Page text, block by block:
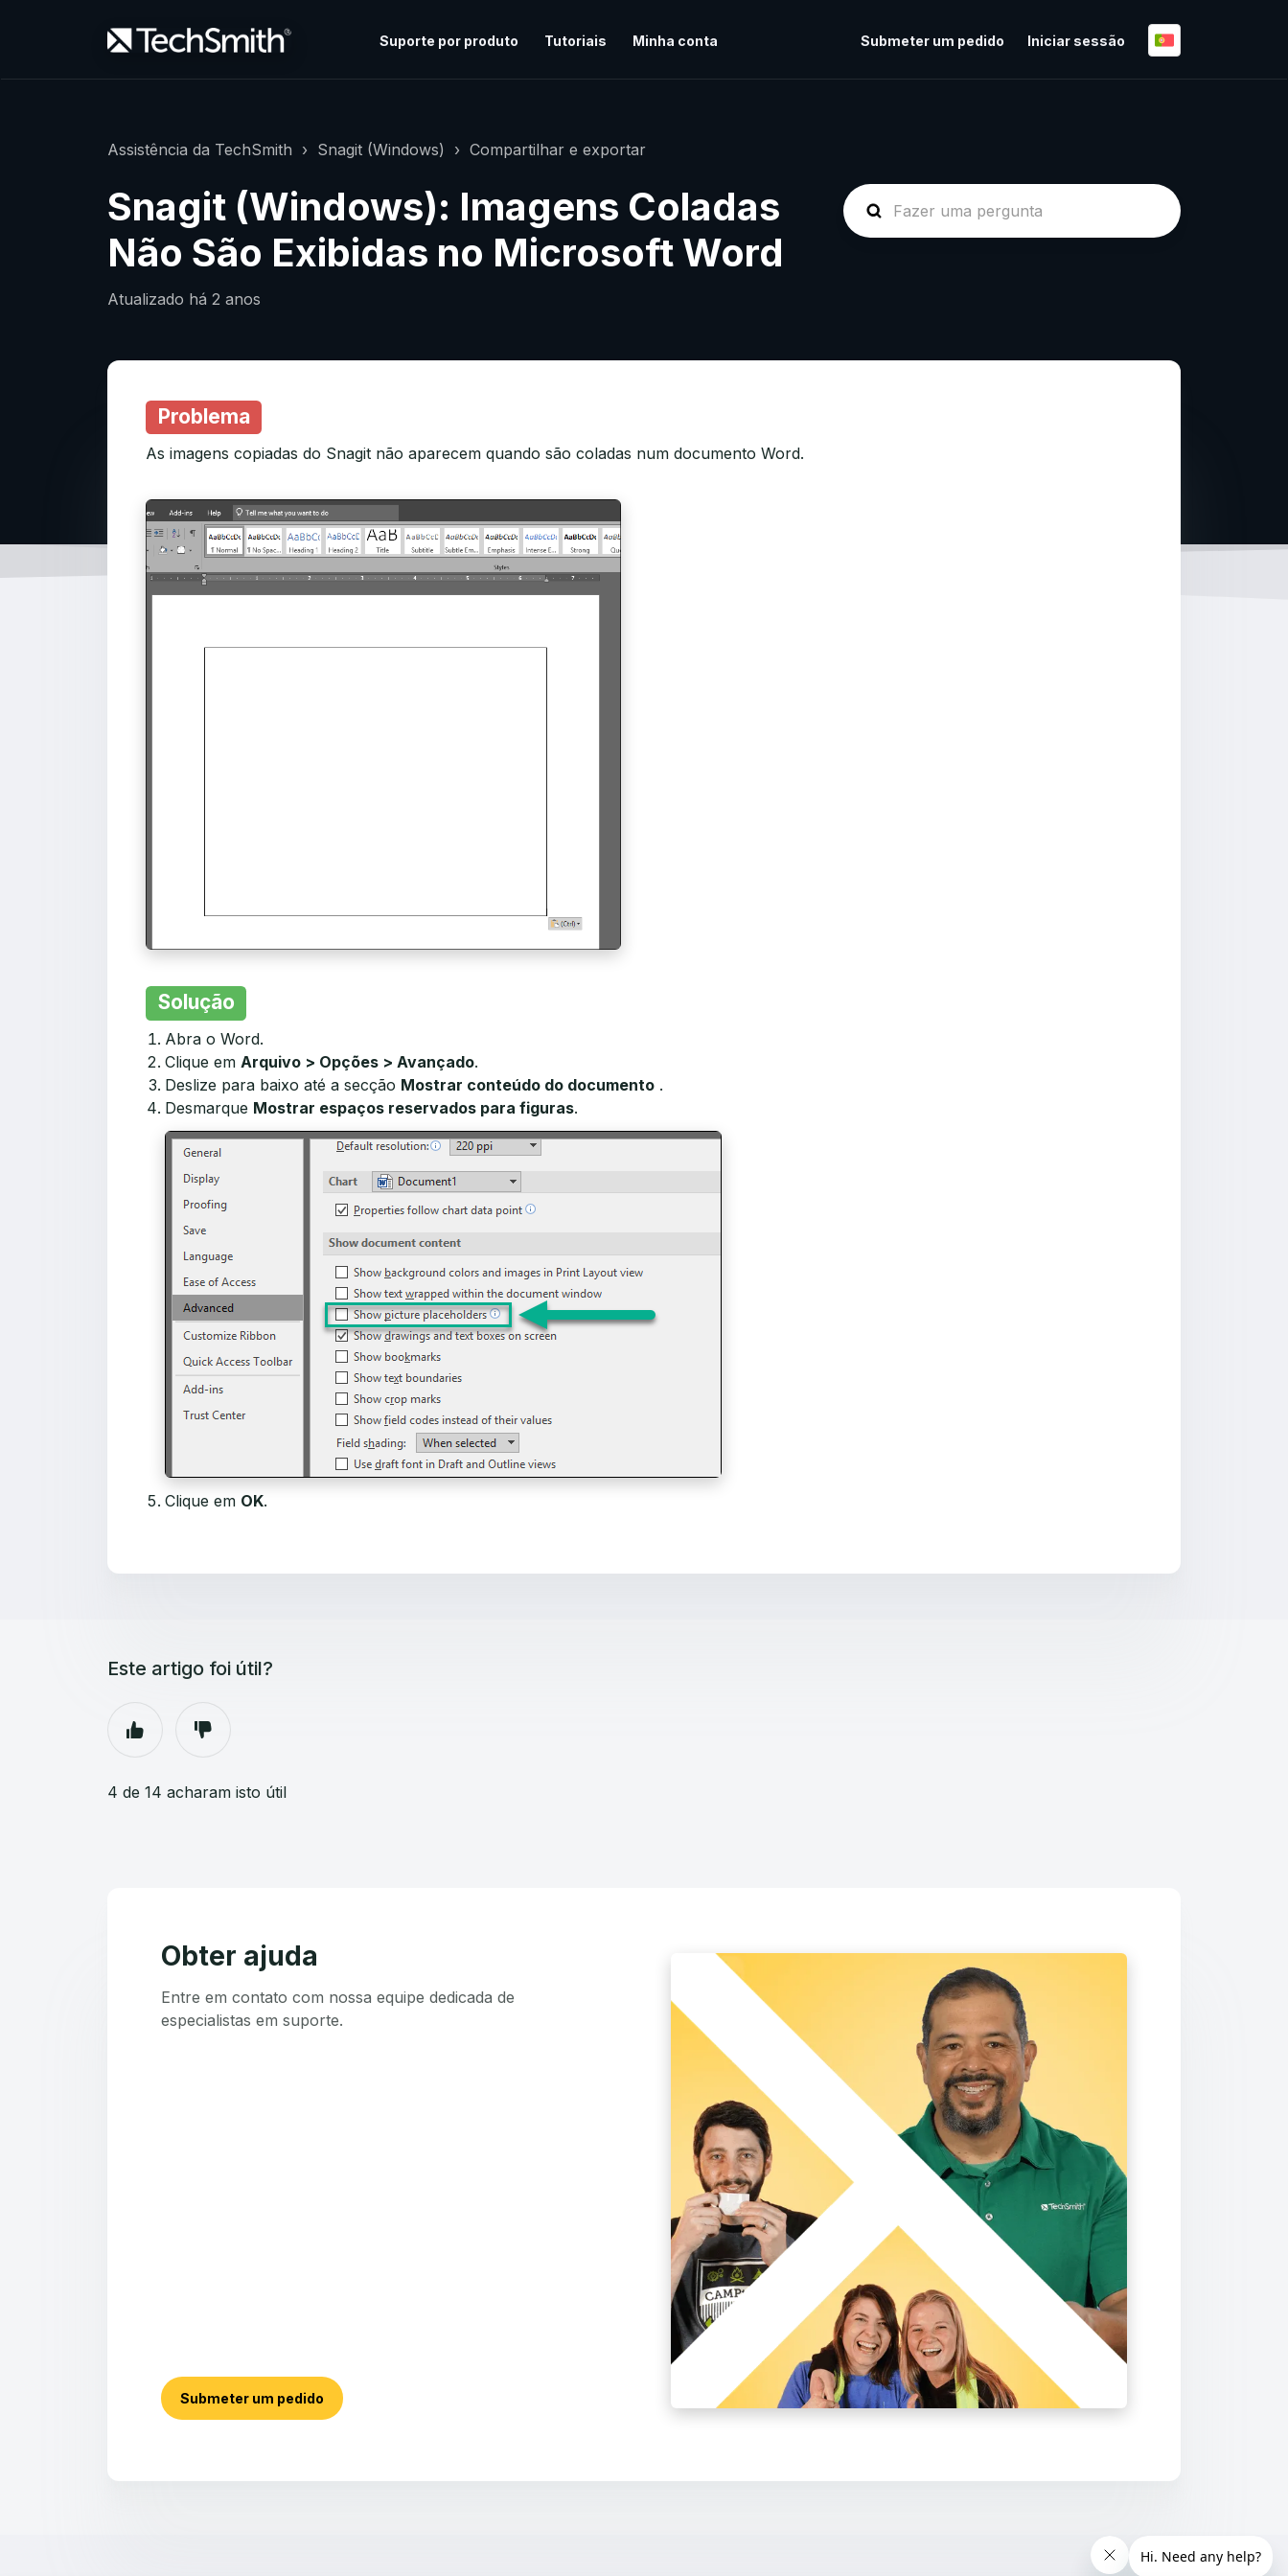
Suporte por produto Tutoriais Minha conta Submeter um pedido Iniciar sessão
Assistência da TechSmith Snagit (Windows) Compartilhar e exportar
Snagit (Windows): Imagens Coladas
Não São Exibidas no Microsoft Word
Atualizado há 2 anos
Problema
As imagens copiadas do Snagit não aparecem quando são coladas num documento Word.
Solução
Abra o Word.
Clique em Arquivo > Opções > Avançado.
Deslize para baixo até a secção Mostrar conteúdo do documento .
Desmarque Mostrar espaços reservados para figuras.
Clique em OK.
Este artigo foi útil?
4 de 14 acharam isto útil
Obter ajuda
Entre em contato com nossa equipe dedicada de
especialistas em suporte.
Submeter um pedido